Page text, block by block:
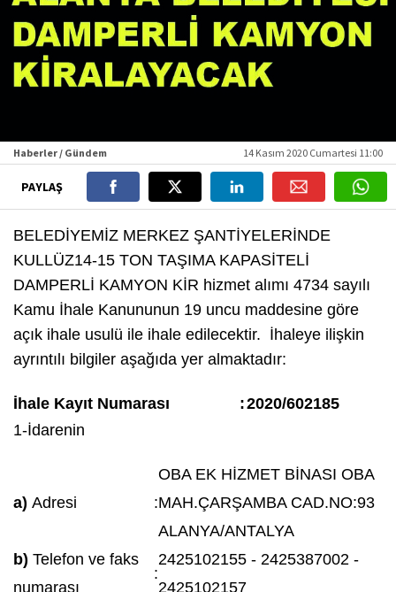
Haberler / Gündem 14 Kasım 2020 Cumartesi 11:00
PAYLAŞ
BELEDİYEMİZ MERKEZ ŞANTİYELERİNDE
KULLÜZ14-15 TON TAŞIMA KAPASİTELİ
DAMPERLİ KAMYON KİR hizmet alımı 4734 sayılı
Kamu İhale Kanununun 19 uncu maddesine göre
açık ihale usulü ile ihale edilecektir. İhaleye ilişkin
ayrıntılı bilgiler aşağıda yer almaktadır:
İhale Kayıt Numarası :2020/602185
1-İdarenin
a) Adresi :
OBA EK HİZMET BİNASI OBA
MAH.ÇARŞAMBA CAD.NO:93
ALANYA/ANTALYA
b) Telefon ve faks
numarası
:
2425102155 - 2425387002 -
2425102157